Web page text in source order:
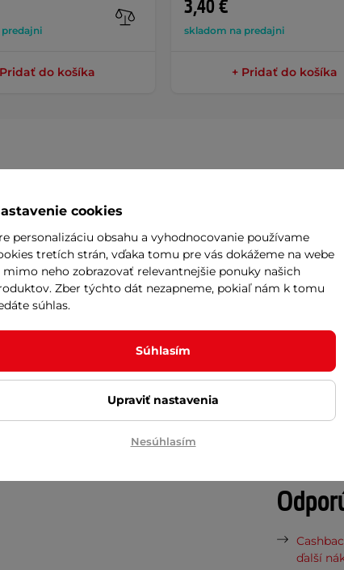
do košíka
3,40 €
skladom na predajni
+ Pridať do košíka
Vecta Intermediate s dĺžkou 37
a polykarbonátumajú nízku
.
Hrot
Materiál
Vaša
ďalší
cookies
personalizáciu obsahu a vyhodnocovanie používame
tretích strán, vďaka tomu pre vás dokážeme na webe
mimo neho zobrazovať relevantnejšie ponuky našich
Zber týchto dát nezapneme, pokiaľ nám k tomu
súhlas.
Súhlasím
Upraviť nastavenia
Nesúhlasím